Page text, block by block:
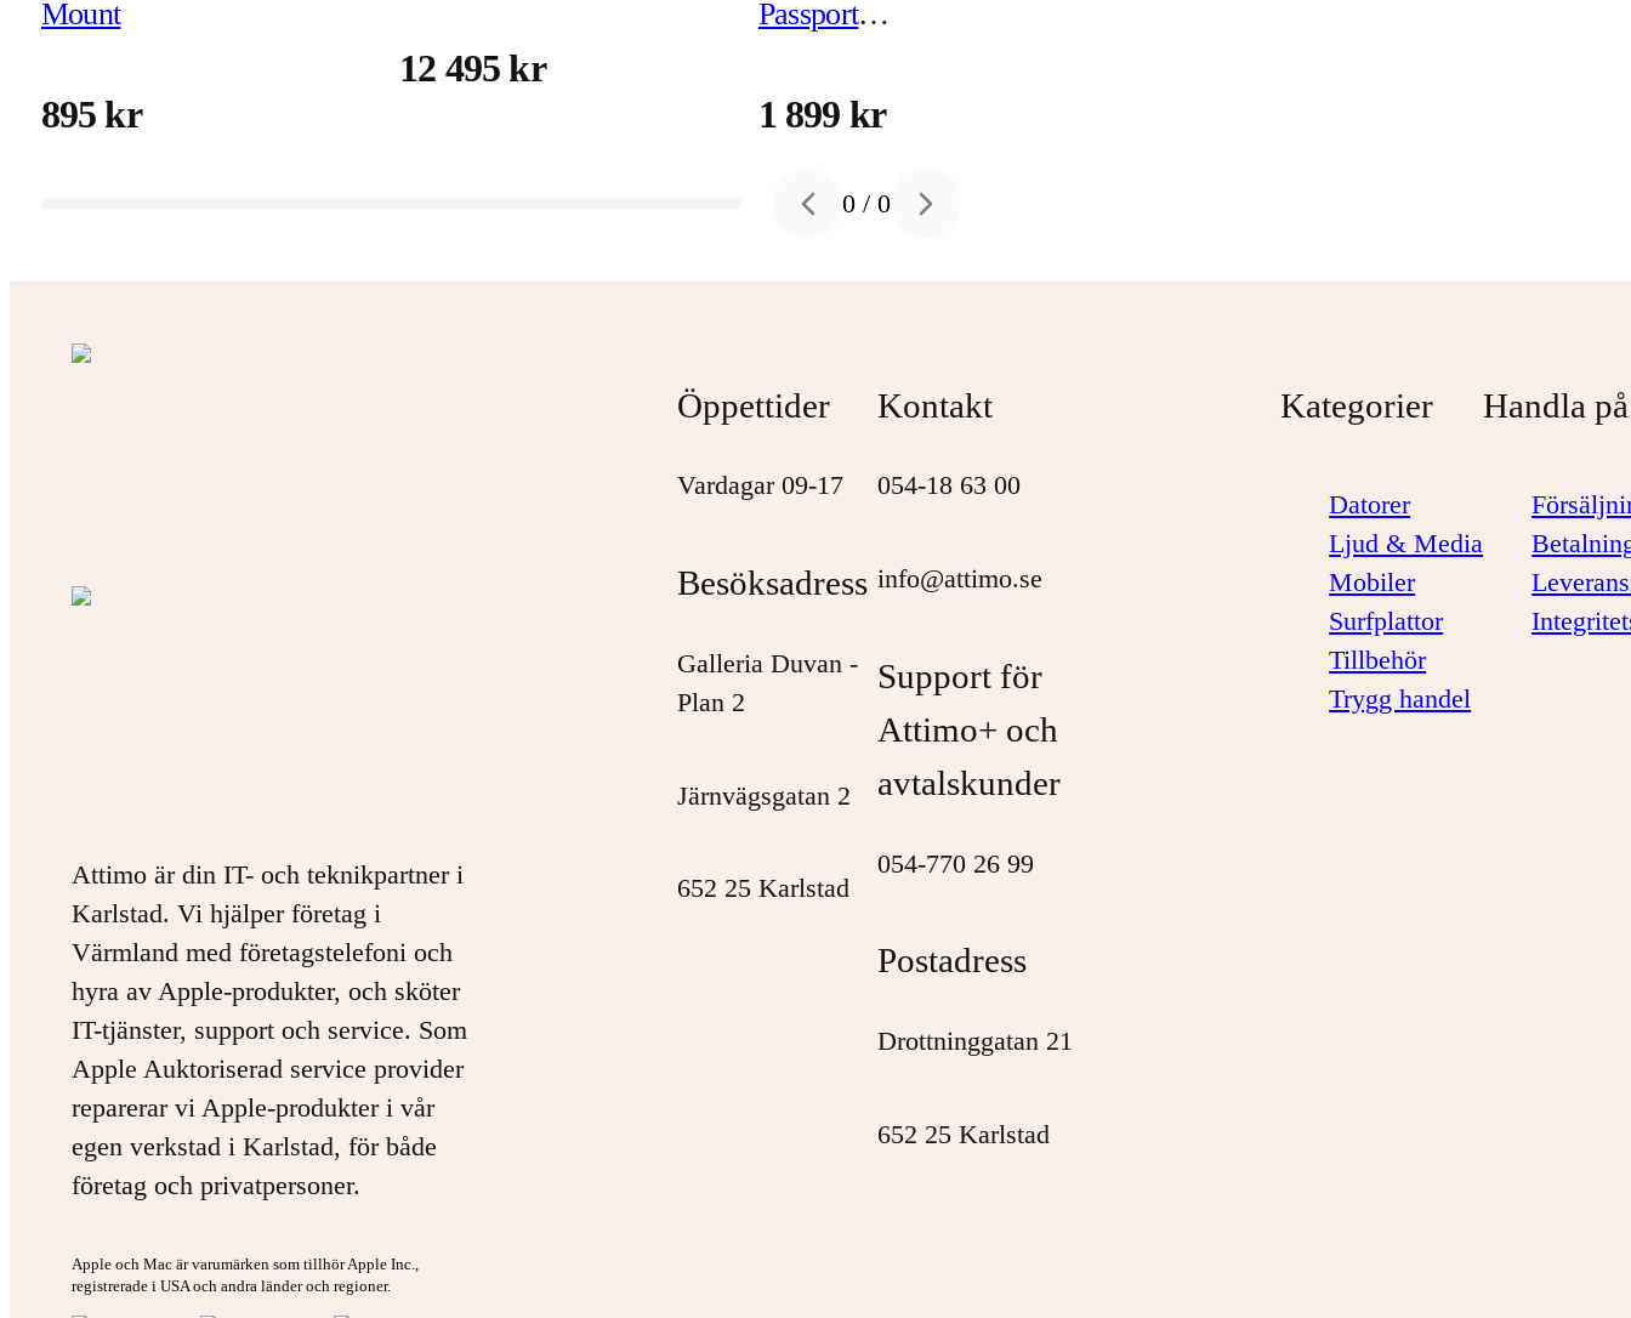
Mount
895 kr
12 495 kr
Passport
hårddisk 4 TB USB 3.2
1 899 kr
Previous slide
0 /0 Next slide
Attimo är din IT- och teknikpartner i
Karlstad. Vi hjälper företag i
Värmland med företagstelefoni och
hyra av Apple-produkter, och sköter
IT-tjänster, support och service. Som
Apple Auktoriserad service provider
reparerar vi Apple-produkter i vår
egen verkstad i Karlstad, för både
företag och privatpersoner.
Apple och Mac är varumärken som tillhör Apple Inc.,
registrerade i USA och andra länder och regioner.
Öppettider
Vardagar 09-17
Besöksadress
Galleria Duvan -
Plan 2
Järnvägsgatan 2
652 25 Karlstad
Kontakt
054-18 63 00
info@attimo.se
Support för
Attimo+ och
avtalskunder
054-770 26 99
Postadress
Drottninggatan 21
652 25 Karlstad
Kategorier
Datorer
Ljud & Media
Mobiler
Surfplattor
Tillbehör
Trygg handel
Handla